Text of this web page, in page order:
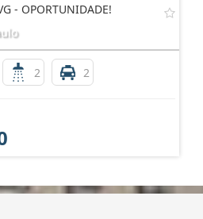
- OPORTUNIDADE!
2 2